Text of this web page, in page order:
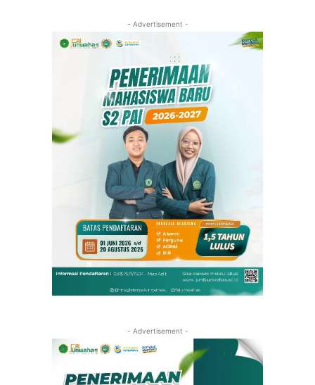
- Advertisement -
- Advertisement -